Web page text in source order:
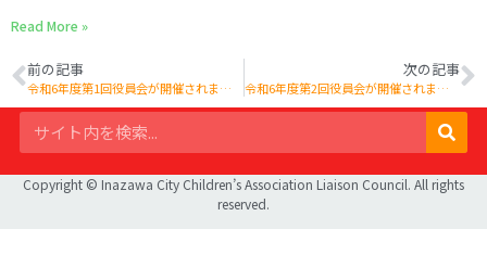
Read More »
前の記事
令和6年度第1回役員会が開催されました
次の記事
令和6年度第2回役員会が開催されました
Copyright © Inazawa City Children’s Association Liaison Council. All rights
reserved.